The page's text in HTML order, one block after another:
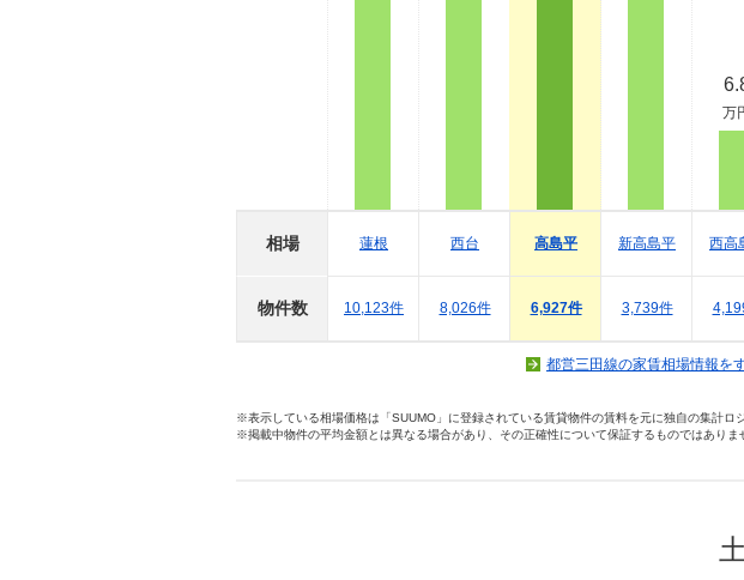
相場
物件数
蓮根
10,123件
西台
8,026件
高島平
6,927件
新高島平
3,739件
万
西高
都営三田線の家賃相場情報を
※表示している相場価格は「SUUMO」に登録されている賃貸物件の賃料を元に独自の集計ロ
※掲載中物件の平均金額とは異なる場合があり、その正確性について保証するものではありま